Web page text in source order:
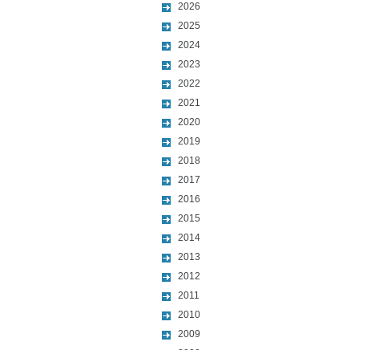
2026
2025
2024
2023
2022
2021
2020
2019
2018
2017
2016
2015
2014
2013
2012
2011
2010
2009